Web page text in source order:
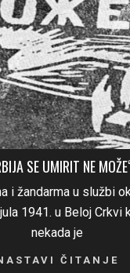
SE UMIRIT NE
i žandarma u službi
1941. u Beloj Crkvi
nekada je
ČITANJE